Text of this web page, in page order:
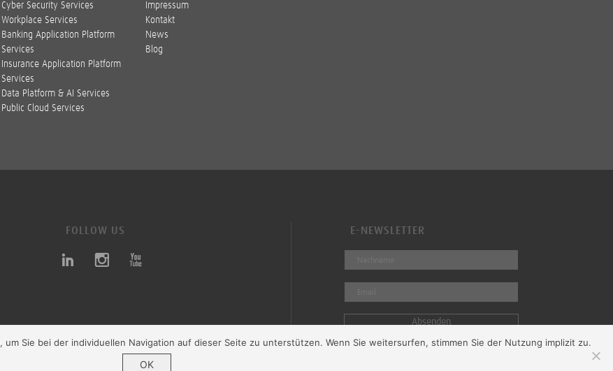
Cyber Security Services
Workplace Services
Banking Application Platform
Services
Insurance Application Platform
Services
Data Platform & AI Services
Public Cloud Services
Impressum
Kontakt
News
Blog
FOLLOW US E-NEWSLETTER
Absenden
, um Sie bei der individuellen Navigation auf dieser Seite zu unterstützen. Wenn Sie weitersurfen, stimmen Sie der Nutzung implizit zu.
OK